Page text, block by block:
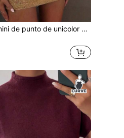
Vestido mini de punto de unicolor con cuello drapeado para mujer, vestido de graduación de estilo bohemio sexy con escote en V profundo y espalda descubierta, simple y de moda, accesorios no incluidos